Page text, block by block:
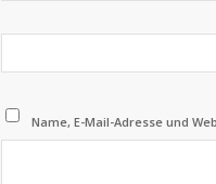
Name, E-Mail-Adresse und